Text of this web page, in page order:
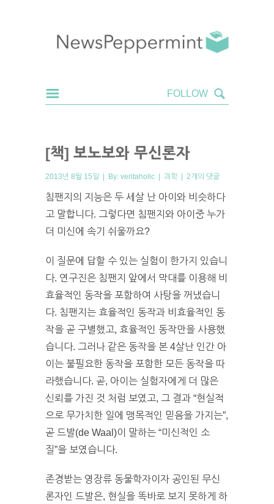
[책] 보노보와 무신론자
2013년 8월 15일 | By: veritaholic | 과학 | 2개의 댓글
침팬지의 지능은 두 세살 난 아이와 비슷하다
고 말합니다. 그렇다면 침팬지와 아이중 누가
더 미신에 속기 쉬울까요?
이 질문에 답할 수 있는 실험이 한가지 있습니
다. 연구진은 침팬지 앞에서 막대를 이용해 비
효율적인 동작을 포함하여 사탕을 꺼냈습니
다. 침팬지는 효율적인 동작과 비효율적인 동
작을 곧 구별했고, 효율적인 동작만을 사용했
습니다. 그러나 같은 동작을 본 4살난 인간 아
이는 불필요한 동작을 포함한 모든 동작을 따
라했습니다. 곧, 아이는 실험자에게 더 많은
신뢰를 가진 것 처럼 보였고, 그 결과 “현실적
으로 무가치한 일에 맹목적인 믿음을 가지는”,
곧 드발(de Waal)이 말하는 “미신적인 소
질”을 보였습니다.
존경받는 영장류 동물학자이자 공인된 무신
론자인 드발은, 현실을 똑바로 보지 못하게 하